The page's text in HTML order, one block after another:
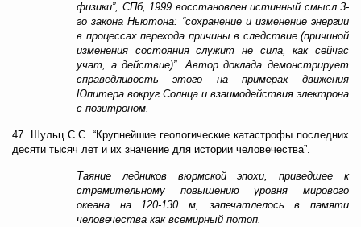
физики”, СПб, 1999 восстановлен истинный смысл 3-
го закона Ньютона: “сохранение и изменение энергии
в процессах перехода причины в следствие (причиной
изменения состояния служит не сила, как сейчас
учат, а действие)”. Автор доклада демонстрирует
справедливость этого на примерах движения
Юпитера вокруг Солнца и взаимодействия электрона
с позитроном.
47. Шульц С.С. “Крупнейшие геологические катастрофы последних
десяти тысяч лет и их значение для истории человечества”.
Таяние ледников вюрмской эпохи, приведшее к
стремительному повышению уровня мирового
океана на 120-130 м, запечатлелось в памяти
человечества как всемирный потоп.